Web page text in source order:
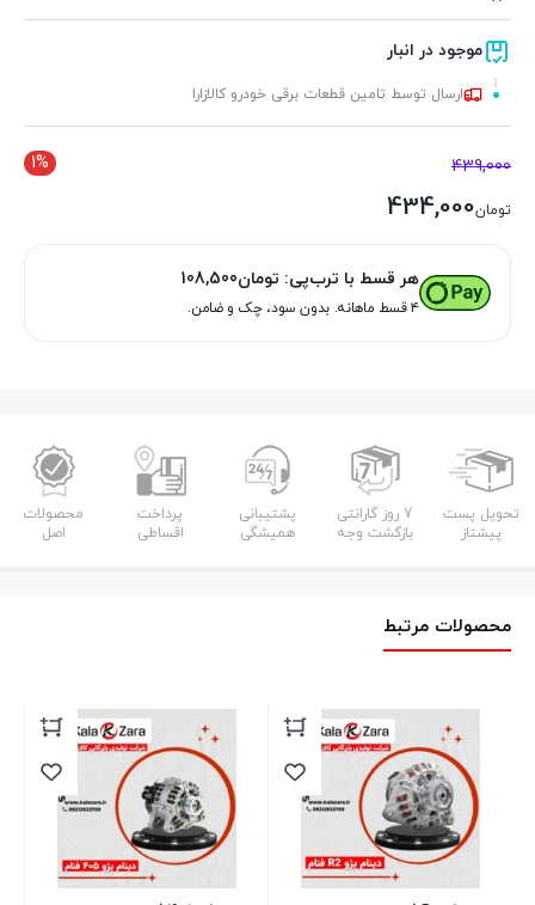
موجود در انبار
ارسال توسط تامین قطعات برقی خودرو کالازارا
1% 439,000
تومان434,000
هر قسط با ترب‌پی: تومان108,500
۴ قسط ماهانه. بدون سود، چک و ضامن.
تحویل پست
پیشتاز
7 روز گارانتی
بازگشت وجه
پشتیبانی
همیشگی
پرداخت
اقساطی
محصولات
اصل
محصولات مرتبط